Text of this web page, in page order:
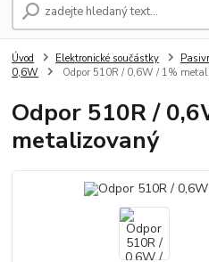
Úvod Elektronické součástky
0,6W
Odpor 510R / 0,6W / 1%
Odpor 510R /
metalizovaný